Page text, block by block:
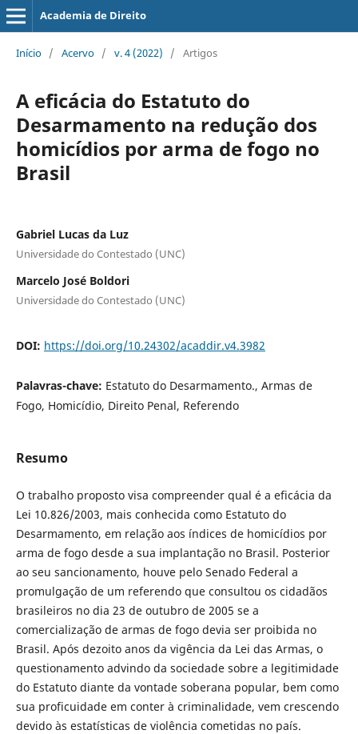
Academia de Direito
Início / Acervo / v. 4 (2022) / Artigos
A eficácia do Estatuto do
Desarmamento na redução dos
homicídios por arma de fogo no
Brasil
Gabriel Lucas da Luz
Universidade do Contestado (UNC)
Marcelo José Boldori
Universidade do Contestado (UNC)
DOI: https://doi.org/10.24302/acaddir.v4.3982
Palavras-chave: Estatuto do Desarmamento., Armas de
Fogo, Homicídio, Direito Penal, Referendo
Resumo
O trabalho proposto visa compreender qual é a eficácia da
Lei 10.826/2003, mais conhecida como Estatuto do
Desarmamento, em relação aos índices de homicídios por
arma de fogo desde a sua implantação no Brasil. Posterior
ao seu sancionamento, houve pelo Senado Federal a
promulgação de um referendo que consultou os cidadãos
brasileiros no dia 23 de outubro de 2005 se a
comercialização de armas de fogo devia ser proibida no
Brasil. Após dezoito anos da vigência da Lei das Armas, o
questionamento advindo da sociedade sobre a legitimidade
do Estatuto diante da vontade soberana popular, bem como
sua proficuidade em conter à criminalidade, vem crescendo
devido às estatísticas de violência cometidas no país.